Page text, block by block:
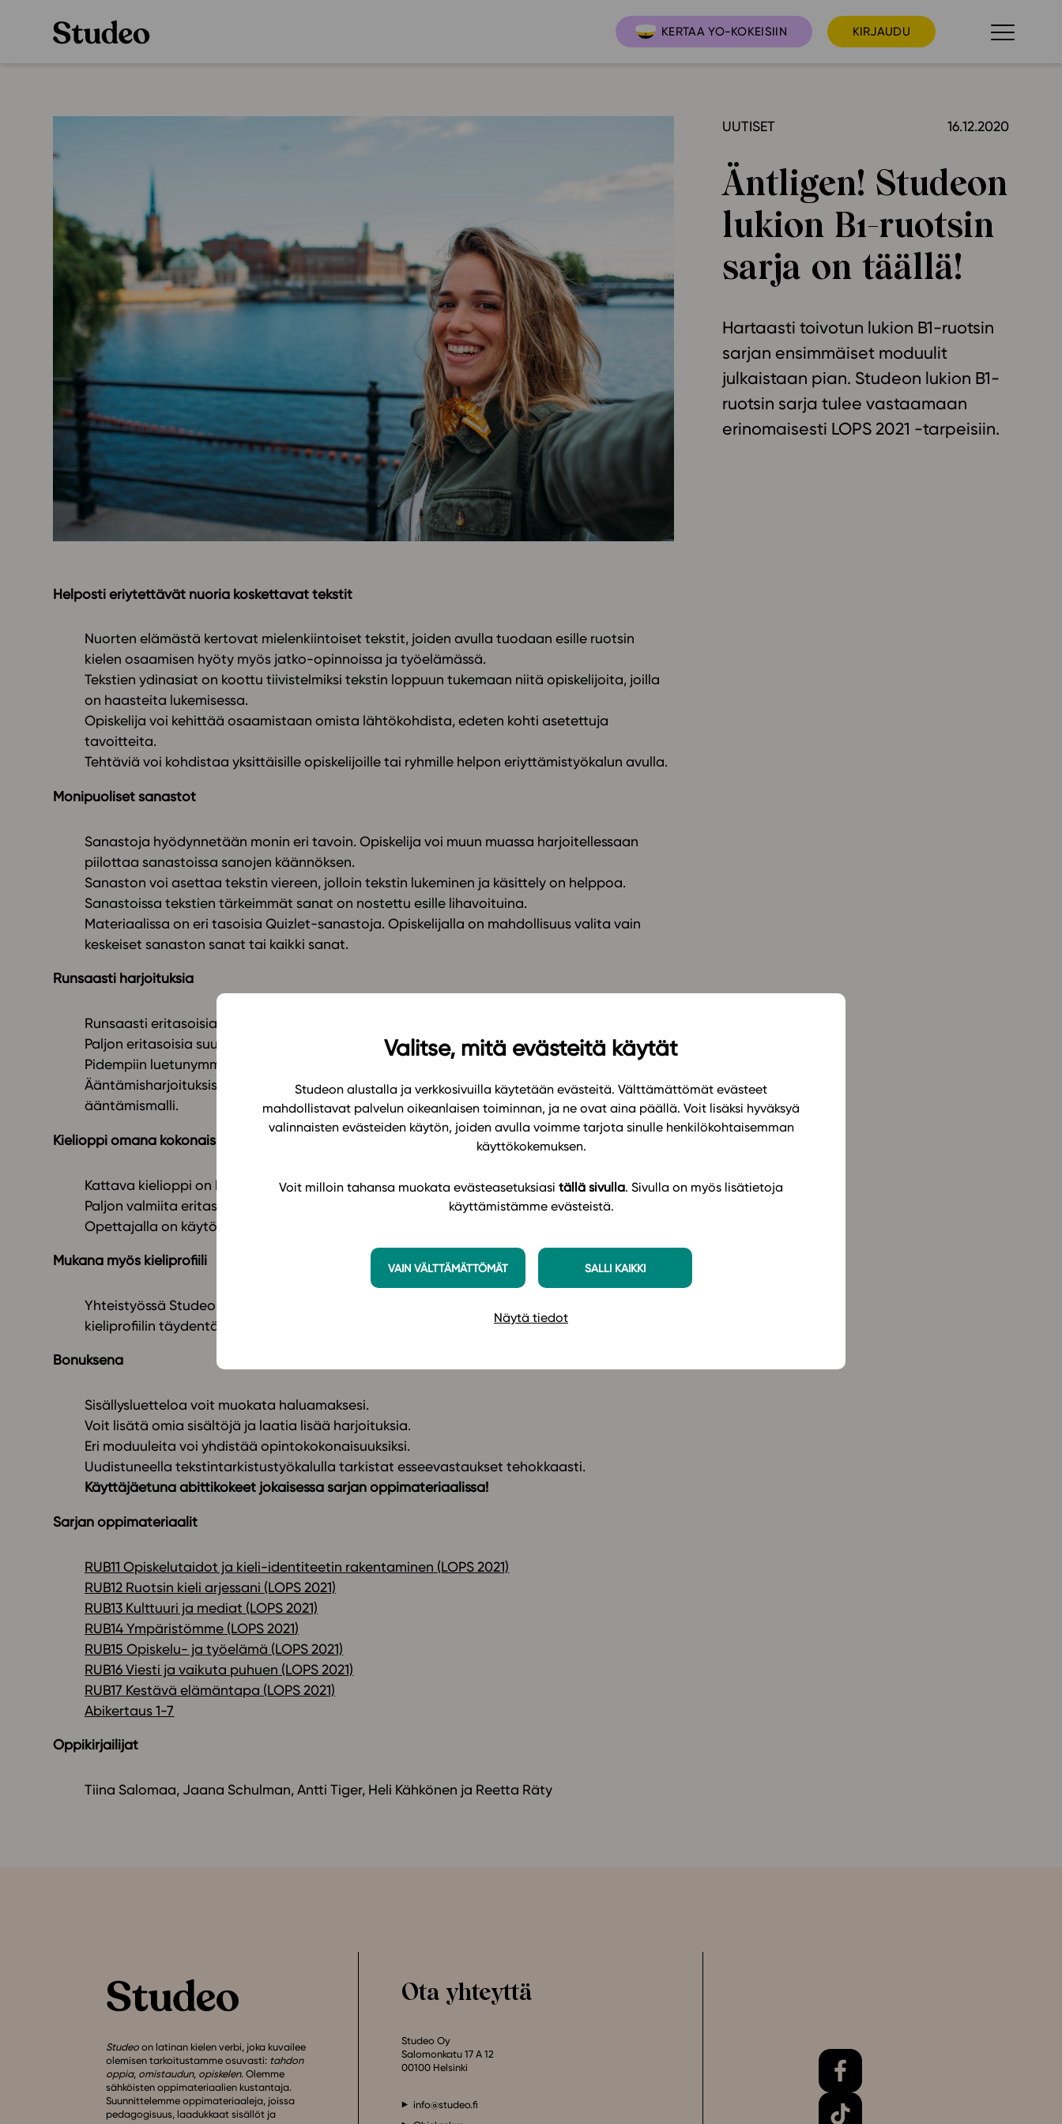
Valitse, mitä evästeitä käytät
Studeon alustalla ja verkkosivuilla käytetään evästeitä. Välttämättömät evästeet
mahdollistavat palvelun oikeanlaisen toiminnan, ja ne ovat aina päällä. Voit lisäksi hyväksyä
valinnaisten evästeiden käytön, joiden avulla voimme tarjota sinulle henkilökohtaisemman
käyttökokemuksen.
Voit milloin tahansa muokata evästeasetuksiasi tällä sivulla. Sivulla on myös lisätietoja
käyttämistämme evästeistä.
VAIN VÄLTTÄMÄTTÖMÄT SALLI KAIKKI
Näytä tiedot
KERTAA YO-KOKEISIIN KIRJAUDU
Opiskelija
Huoltaja
Kokeilutarjous
Ainstain
KIRJAUDU
Alakoulun lisenssit
Hinnasto
Käyttöönotto
Oppiainesarjat
Oppimateriaalit
Yläkoulun lisenssit
Hinnasto
Käyttöönotto
Tilaa
Oppimateriaalit
Hinnasto
Lukion pakettilisenssi
Käyttöönotto
Bruksanvisning
Tilaa
Ominaisuudet
Tapahtumakalenteri
Webinaari­tallenteet
Suosittelut
Ohjekeskus
Oppikirjailijat
Tiimi
Tietoa meistä
Ota yhteyttä
UUTISET 16.12.2020
Äntligen! Studeon
lukion B1-ruotsin
sarja on täällä!
Hartaasti toivotun lukion B1-ruotsin
sarjan ensimmäiset moduulit
julkaistaan pian. Studeon lukion B1-
ruotsin sarja tulee vastaamaan
erinomaisesti LOPS 2021 -tarpeisiin.
Helposti eriytettävät nuoria koskettavat tekstit
Nuorten elämästä kertovat mielenkiintoiset tekstit, joiden avulla tuodaan esille ruotsin
kielen osaamisen hyöty myös jatko-opinnoissa ja työelämässä.
Tekstien ydinasiat on koottu tiivistelmiksi tekstin loppuun tukemaan niitä opiskelijoita, joilla
on haasteita lukemisessa.
Opiskelija voi kehittää osaamistaan omista lähtökohdista, edeten kohti asetettuja
tavoitteita.
Tehtäviä voi kohdistaa yksittäisille opiskelijoille tai ryhmille helpon eriyttämistyökalun avulla.
Monipuoliset sanastot
Sanastoja hyödynnetään monin eri tavoin. Opiskelija voi muun muassa harjoitellessaan
piilottaa sanastoissa sanojen käännöksen.
Sanaston voi asettaa tekstin viereen, jolloin tekstin lukeminen ja käsittely on helppoa.
Sanastoissa tekstien tärkeimmät sanat on nostettu esille lihavoituina.
Materiaalissa on eri tasoisia Quizlet-sanastoja. Opiskelijalla on mahdollisuus valita vain
keskeiset sanaston sanat tai kaikki sanat.
Runsaasti harjoituksia
Runsaasti eritasoisia harjoituksia, joiden avulla on helppo eriyttää opetusta.
Paljon eritasoisia suullisia harjoituksia, jotka rohkaisevat opiskelijaa suulliseen ilmaisuun.
Pidempiin luetunymmärtämisen tehtäviin on tarjolla aina äänite.
Ääntämisharjoituksissa tarjolla sekä suomenruotsalainen että ruotsinruotsalainen
ääntämismalli.
Kielioppi omana kokonaisuutena
Kattava kielioppi on koottu omaksi kokonaisuudeksi.
Paljon valmiita eritasoisia kielioppiharjoituksia!
Opettajalla on käytössään opetuksen tukena kielioppidiat.
Mukana myös kieliprofiili
Yhteistyössä Studeon lukion englannin tekijäryhmän kanssa laaditut ohjeet ja työkalut
kieliprofiilin täydentämiseen.
Bonuksena
Sisällysluetteloa voit muokata haluamaksesi.
Voit lisätä omia sisältöjä ja laatia lisää harjoituksia.
Eri moduuleita voi yhdistää opintokokonaisuuksiksi.
Uudistuneella tekstintarkistustyökalulla tarkistat esseevastaukset tehokkaasti.
Käyttäjäetuna abittikokeet jokaisessa sarjan oppimateriaalissa!
Sarjan oppimateriaalit
RUB11 Opiskelutaidot ja kieli-identiteetin rakentaminen (LOPS 2021)
RUB12 Ruotsin kieli arjessani (LOPS 2021)
RUB13 Kulttuuri ja mediat (LOPS 2021)
RUB14 Ympäristömme (LOPS 2021)
RUB15 Opiskelu- ja työelämä (LOPS 2021)
RUB16 Viesti ja vaikuta puhuen (LOPS 2021)
RUB17 Kestävä elämäntapa (LOPS 2021)
Abikertaus 1-7
Oppikirjailijat
Tiina Salomaa, Jaana Schulman, Antti Tiger, Heli Kähkönen ja Reetta Räty
Studeo on latinan kielen verbi, joka kuvailee
olemisen tarkoitustamme osuvasti: tahdon
oppia, omistaudun, opiskelen. Olemme
sähköisten oppimateriaalien kustantaja.
Suunnittelemme oppimateriaaleja, joissa
pedagogisuus, laadukkaat sisällöt ja
Ota yhteyttä
Studeo Oy
Salomonkatu 17 A 12
00100 Helsinki
info@studeo.fi